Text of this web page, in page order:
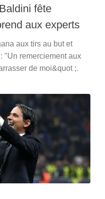
fête
aux experts
aux tirs au but et
"Un remerciement aux
de moi&quot ;.